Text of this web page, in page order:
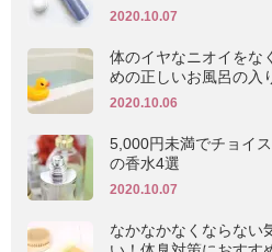
2020.10.07
体のイヤなニオイをな
めの正しいお風呂の入
2020.10.06
5,000円未満でチョイ
の香水4選
2020.10.07
なかなかなくならない